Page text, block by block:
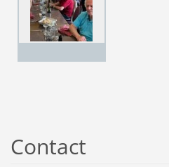
Contact